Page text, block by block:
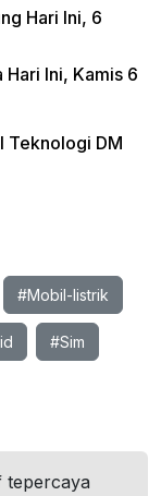
Hari Ini, 6
Ini, Kamis 6
Teknologi DM
#Mobil-listrik
#Sim
tepercaya